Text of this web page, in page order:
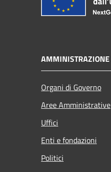
AMMINISTRAZIONE
Organi di Governo
Aree Amministrative
Uffici
Enti e fondazioni
Politici